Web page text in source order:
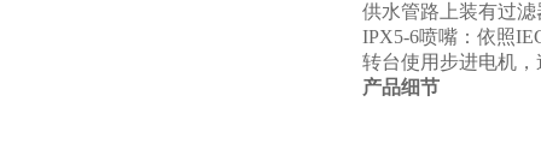
供水管路上装有过
IPX5-6喷嘴：依照
转台使用步进电机
产品细节